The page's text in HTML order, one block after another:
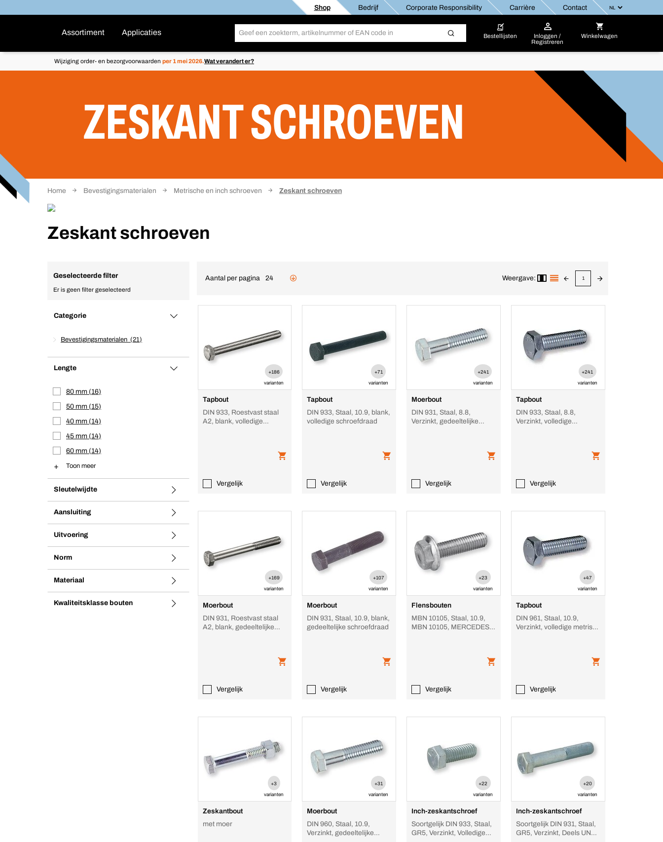
Shop Bedrijf Corporate Responsibility Carrière Contact
Assortiment Applicaties Bestellijsten
Inloggen /
Registreren
Winkelwagen
Wijziging order- en bezorgvoorwaarden per 1 mei 2026.Wat verandert er?
ZESKANT SCHROEVEN
Home Bevestigingsmaterialen Metrische en inch schroeven Zeskant schroeven
Zeskant schroeven
Geselecteerde filter
Er is geen filter geselecteerd
Categorie
Bevestigingsmaterialen 21
Lengte
80 mm 16
50 mm 15
40 mm 14
45 mm 14
60 mm 14
Toon meer
Sleutelwijdte
Aansluiting
Uitvoering
Norm
Materiaal
Kwaliteitsklasse bouten
Aantal per pagina 24 Weergave: 1
+186
varianten
Tapbout
DIN 933, Roestvast staal
A2, blank, volledige
Vergelijk
+71
varianten
Tapbout
DIN 933, Staal, 10.9, blank,
volledige schroefdraad
Vergelijk
+241
varianten
Moerbout
DIN 931, Staal, 8.8,
Verzinkt, gedeeltelijke
Vergelijk
+241
varianten
Tapbout
DIN 933, Staal, 8.8,
Verzinkt, volledige
Vergelijk
+169
varianten
Moerbout
DIN 931, Roestvast staal
A2, blank, gedeeltelijke
Vergelijk
+107
varianten
Moerbout
DIN 931, Staal, 10.9, blank,
gedeeltelijke schroefdraad
Vergelijk
+23
varianten
Flensbouten
MBN 10105, Staal, 10.9,
MBN 10105, MERCEDES-
Vergelijk
+47
varianten
Tapbout
DIN 961, Staal, 10.9,
Verzinkt, volledige metrisch
Vergelijk
+3
varianten
Zeskantbout
met moer
+31
varianten
Moerbout
DIN 960, Staal, 10.9,
Verzinkt, gedeeltelijke
+22
varianten
Inch-zeskantschroef
Soortgelijk DIN 933, Staal,
GR5, Verzinkt, Volledige
+20
varianten
Inch-zeskantschroef
Soortgelijk DIN 931, Staal,
GR5, Verzinkt, Deels UNC-